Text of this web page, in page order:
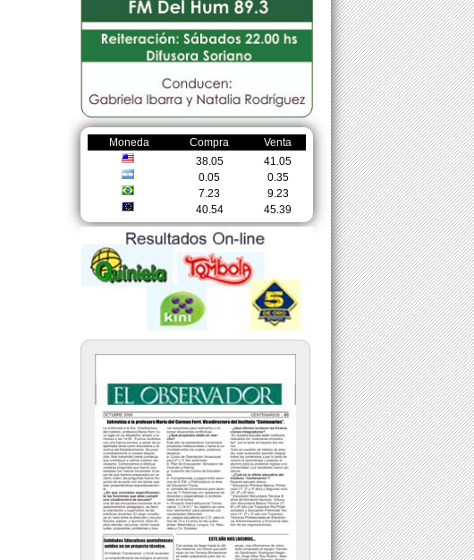
Moneda Compra
Venta
38.05
41.05
0.05
0.35
7.23
9.23
40.54
45.39